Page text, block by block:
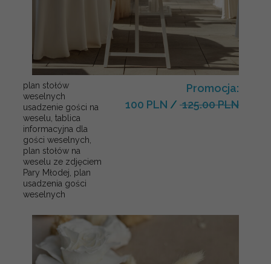
plan stołów
weselnych
usadzenie gości na
weselu, tablica
informacyjna dla
gości weselnych,
plan stołów na
weselu ze zdjęciem
Pary Młodej, plan
usadzenia gości
weselnych
Promocja:
100 PLN / 125.00 PLN